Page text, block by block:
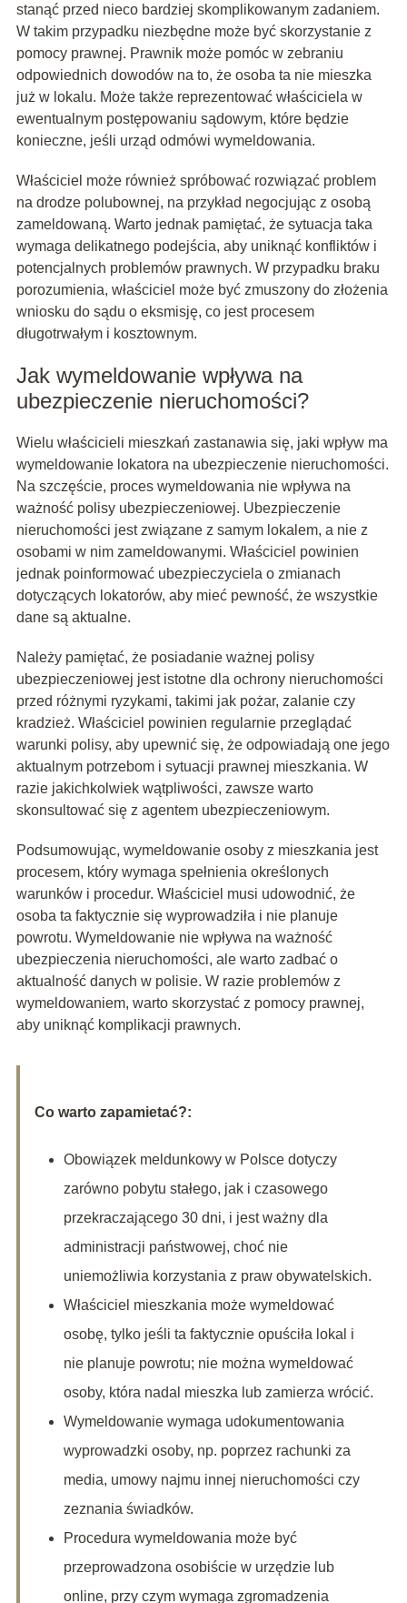
stanąć przed nieco bardziej skomplikowanym zadaniem.
W takim przypadku niezbędne może być skorzystanie z
pomocy prawnej. Prawnik może pomóc w zebraniu
odpowiednich dowodów na to, że osoba ta nie mieszka
już w lokalu. Może także reprezentować właściciela w
ewentualnym postępowaniu sądowym, które będzie
konieczne, jeśli urząd odmówi wymeldowania.
Właściciel może również spróbować rozwiązać problem
na drodze polubownej, na przykład negocjując z osobą
zameldowaną. Warto jednak pamiętać, że sytuacja taka
wymaga delikatnego podejścia, aby uniknąć konfliktów i
potencjalnych problemów prawnych. W przypadku braku
porozumienia, właściciel może być zmuszony do złożenia
wniosku do sądu o eksmisję, co jest procesem
długotrwałym i kosztownym.
Jak wymeldowanie wpływa na
ubezpieczenie nieruchomości?
Wielu właścicieli mieszkań zastanawia się, jaki wpływ ma
wymeldowanie lokatora na ubezpieczenie nieruchomości.
Na szczęście, proces wymeldowania nie wpływa na
ważność polisy ubezpieczeniowej. Ubezpieczenie
nieruchomości jest związane z samym lokalem, a nie z
osobami w nim zameldowanymi. Właściciel powinien
jednak poinformować ubezpieczyciela o zmianach
dotyczących lokatorów, aby mieć pewność, że wszystkie
dane są aktualne.
Należy pamiętać, że posiadanie ważnej polisy
ubezpieczeniowej jest istotne dla ochrony nieruchomości
przed różnymi ryzykami, takimi jak pożar, zalanie czy
kradzież. Właściciel powinien regularnie przeglądać
warunki polisy, aby upewnić się, że odpowiadają one jego
aktualnym potrzebom i sytuacji prawnej mieszkania. W
razie jakichkolwiek wątpliwości, zawsze warto
skonsultować się z agentem ubezpieczeniowym.
Podsumowując, wymeldowanie osoby z mieszkania jest
procesem, który wymaga spełnienia określonych
warunków i procedur. Właściciel musi udowodnić, że
osoba ta faktycznie się wyprowadziła i nie planuje
powrotu. Wymeldowanie nie wpływa na ważność
ubezpieczenia nieruchomości, ale warto zadbać o
aktualność danych w polisie. W razie problemów z
wymeldowaniem, warto skorzystać z pomocy prawnej,
aby uniknąć komplikacji prawnych.
Co warto zapamietać?:
Obowiązek meldunkowy w Polsce dotyczy
zarówno pobytu stałego, jak i czasowego
przekraczającego 30 dni, i jest ważny dla
administracji państwowej, choć nie
uniemożliwia korzystania z praw obywatelskich.
Właściciel mieszkania może wymeldować
osobę, tylko jeśli ta faktycznie opuściła lokal i
nie planuje powrotu; nie można wymeldować
osoby, która nadal mieszka lub zamierza wrócić.
Wymeldowanie wymaga udokumentowania
wyprowadzki osoby, np. poprzez rachunki za
media, umowy najmu innej nieruchomości czy
zeznania świadków.
Procedura wymeldowania może być
przeprowadzona osobiście w urzędzie lub
online, przy czym wymaga zgromadzenia